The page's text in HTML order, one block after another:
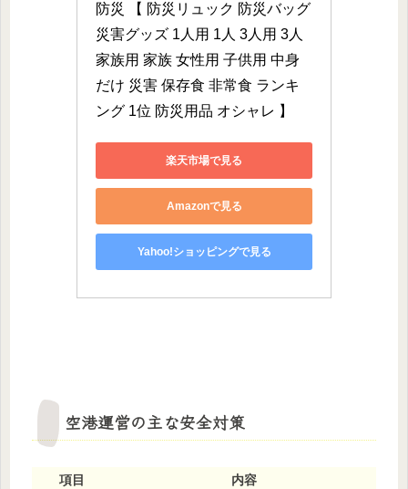
防災 【 防災リュック 防災バッグ
災害グッズ 1人用 1人 3人用 3人
家族用 家族 女性用 子供用 中身
だけ 災害 保存食 非常食 ランキ
ング 1位 防災用品 オシャレ 】
楽天市場で見る
Amazonで見る
Yahoo!ショッピングで見る
空港運営の主な安全対策
項目
内容